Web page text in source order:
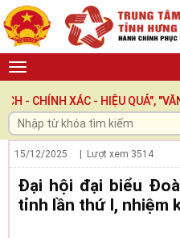
- HIỆU QUẢ", "VĂN MINH
15/12/2025 | Lượt xem 3514
Đại hội đại biểu
tỉnh lần thứ I, nhiệm